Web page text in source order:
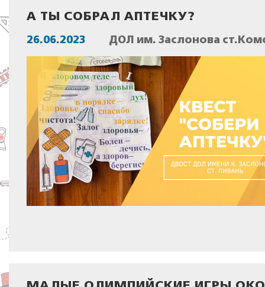
А ТЫ СОБРАЛ АПТЕЧКУ?
26.06.2023 ДОЛ им. Заслонова